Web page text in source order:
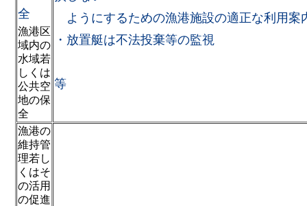
全
漁港区
域内の
水域若
しくは
公共空
地の保
全
ようにするための漁港施設の適正な利用案
・放置艇は不法投棄等の監視
等
漁港の
維持管
理若し
くはそ
の活用
の促進